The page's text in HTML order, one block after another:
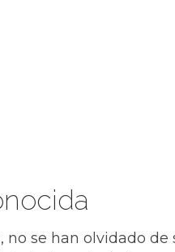
se han olvidado de